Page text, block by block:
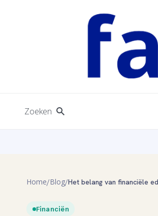
Zoeken
Home/Blog/
Financiën